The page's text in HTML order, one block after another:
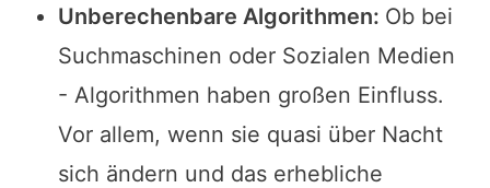
Unberechenbare Algorithmen: Ob bei
Suchmaschinen oder Sozialen Medien
- Algorithmen haben großen Einfluss.
Vor allem, wenn sie quasi über Nacht
sich ändern und das erhebliche